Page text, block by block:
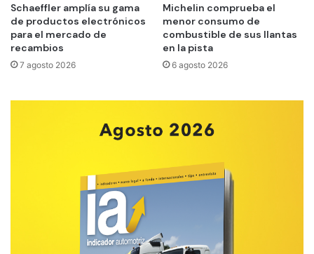
Schaeffler amplía su gama
de productos electrónicos
para el mercado de
recambios
7 agosto 2026
Michelin comprueba el
menor consumo de
combustible de sus llantas
en la pista
6 agosto 2026